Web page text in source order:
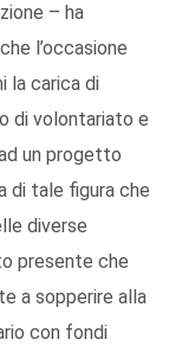
– ha
l’occasione
la carica di
di volontariato e
un progetto
di tale figura che
diverse
presente che
a sopperire alla
con fondi